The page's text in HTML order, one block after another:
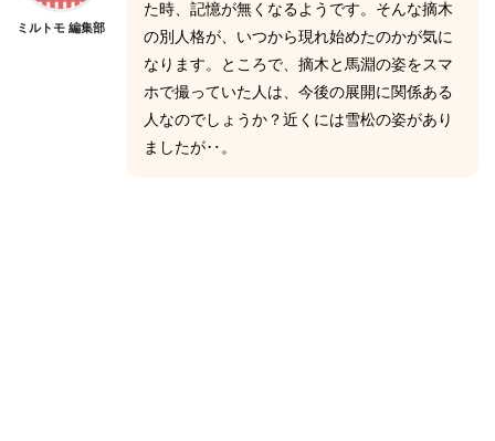
ミルトモ 編集部
た時、記憶が無くなるようです。そんな摘木
の別人格が、いつから現れ始めたのかが気に
なります。ところで、摘木と馬淵の姿をスマ
ホで撮っていた人は、今後の展開に関係ある
人なのでしょうか？近くには雪松の姿があり
ましたが‥。